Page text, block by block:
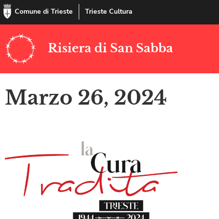
Comune di Trieste Trieste Cultura
Risiera di San Sabba
Marzo 26, 2024